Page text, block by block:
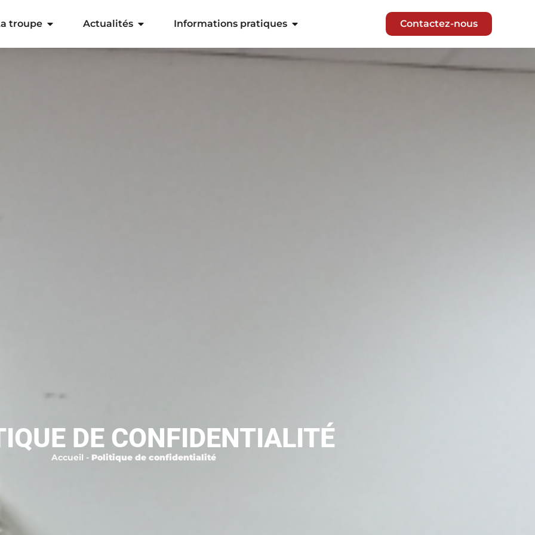
troupe Actualités Informations pratiques Contactez-nous
DE CONFIDENTIALITÉ
Accueil - Politique de confidentialité